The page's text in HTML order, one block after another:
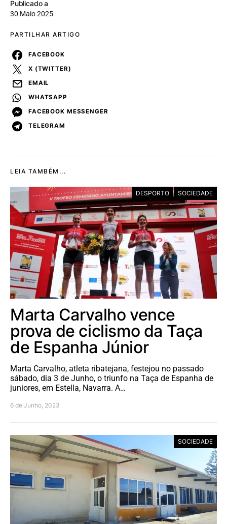
Publicado a
30 Maio 2025
PARTILHAR ARTIGO
FACEBOOK
X (TWITTER)
EMAIL
WHATSAPP
FACEBOOK MESSENGER
TELEGRAM
LEIA TAMBÉM...
DESPORTO SOCIEDADE
Marta Carvalho vence
prova de ciclismo da Taça
de Espanha Júnior
Marta Carvalho, atleta ribatejana, festejou no passado
sábado, dia 3 de Junho, o triunfo na Taça de Espanha de
juniores, em Estella, Navarra. A…
6 de Junho, 2023
SOCIEDADE